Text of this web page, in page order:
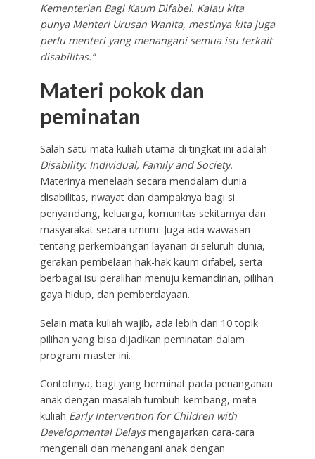
Kementerian Bagi Kaum Difabel. Kalau kita
punya Menteri Urusan Wanita, mestinya kita juga
perlu menteri yang menangani semua isu terkait
disabilitas.”
Materi pokok dan
peminatan
Salah satu mata kuliah utama di tingkat ini adalah
Disability: Individual, Family and Society.
Materinya menelaah secara mendalam dunia
disabilitas, riwayat dan dampaknya bagi si
penyandang, keluarga, komunitas sekitarnya dan
masyarakat secara umum. Juga ada wawasan
tentang perkembangan layanan di seluruh dunia,
gerakan pembelaan hak-hak kaum difabel, serta
berbagai isu peralihan menuju kemandirian, pilihan
gaya hidup, dan pemberdayaan.
Selain mata kuliah wajib, ada lebih dari 10 topik
pilihan yang bisa dijadikan peminatan dalam
program master ini.
Contohnya, bagi yang berminat pada penanganan
anak dengan masalah tumbuh-kembang, mata
kuliah Early Intervention for Children with
Developmental Delaysmengajarkan cara-cara
mengenali dan menangani anak dengan